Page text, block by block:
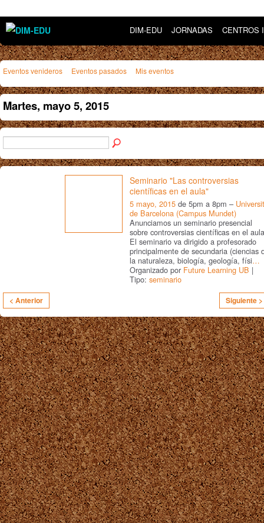
DIM-EDU JORNADAS CENTROS
Eventos venideros Eventos pasados Mis eventos
Martes, mayo 5, 2015
Seminario "Las controversias
científicas en el aula"
5 mayo, 2015 de 5pm a 8pm –
de Barcelona (Campus Mundet)
Anunciamos un seminario presencial
sobre controversias científicas en el
El seminario va dirigido a profesorado
principalmente de secundaria (ciencias
la naturaleza, biología, geología, físi…
Organizado por Future Learning UB |
Tipo: seminario
< Anterior Siguiente >